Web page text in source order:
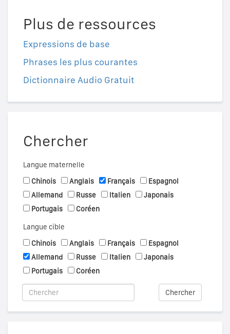
Plus de ressources
Expressions de base
Phrases les plus courantes
Dictionnaire Audio Gratuit
Chercher
Langue maternelle
Chinois
Anglais Français
Espagnol
Allemand
Russe Italien
Japonais
Portugais
Coréen
Langue cible
Chinois
Anglais Français
Espagnol
Allemand
Russe Italien
Japonais
Portugais
Coréen
Chercher